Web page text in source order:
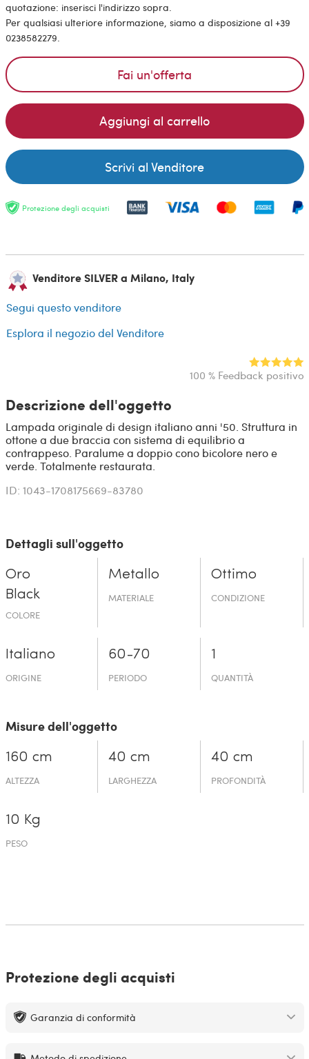
quotazione: inserisci l'indirizzo sopra.
Per qualsiasi ulteriore informazione, siamo a disposizione al +39
0238582279.
Fai un'offerta
Aggiungi al carrello
Scrivi al Venditore
Protezione degli acquisti
Venditore SILVER a Milano, Italy
Segui questo venditore
Esplora il negozio del Venditore
100 % Feedback positivo
Descrizione dell'oggetto
Lampada originale di design italiano anni '50. Struttura in
ottone a due braccia con sistema di equilibrio a
contrappeso. Paralume a doppio cono bicolore nero e
verde. Totalmente restaurata.
ID: 1043-1708175669-83780
Dettagli sull'oggetto
Oro
Black
COLORE
Metallo
MATERIALE
Ottimo
CONDIZIONE
Italiano
ORIGINE
60-70
PERIODO
1
QUANTITÀ
Misure dell'oggetto
160 cm
ALTEZZA
40 cm
LARGHEZZA
40 cm
PROFONDITÀ
10 Kg
PESO
Protezione degli acquisti
Garanzia di conformità